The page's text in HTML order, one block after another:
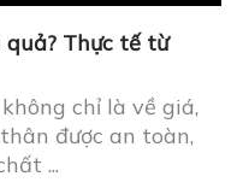
được an toàn,
...
sai lầm khi dùng